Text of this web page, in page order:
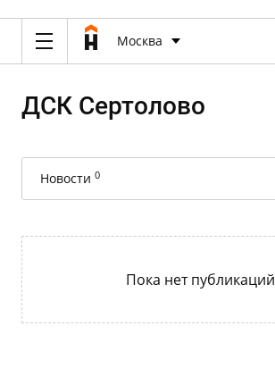
Москва
ДСК Сертолово
Новости 0
Пока нет публикаций